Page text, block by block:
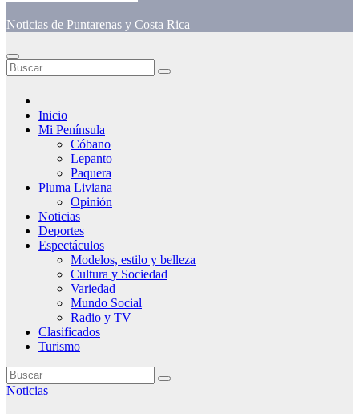
Noticias de Puntarenas y Costa Rica
Inicio
Mi Península
Cóbano
Lepanto
Paquera
Pluma Liviana
Opinión
Noticias
Deportes
Espectáculos
Modelos, estilo y belleza
Cultura y Sociedad
Variedad
Mundo Social
Radio y TV
Clasificados
Turismo
Noticias